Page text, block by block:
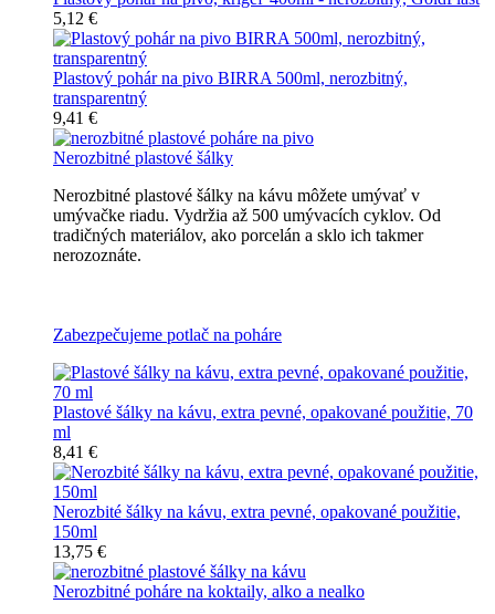
5,12 €
Plastový pohár na pivo BIRRA 500ml, nerozbitný,
transparentný
9,41 €
Nerozbitné plastové šálky
Nerozbitné plastové šálky na kávu môžete umývať v
umývačke riadu. Vydržia až 500 umývacích cyklov. Od
tradičných materiálov, ako porcelán a sklo ich takmer
nerozoznáte.
Zabezpečujeme potlač na poháre
Plastové šálky na kávu, extra pevné, opakované použitie, 70
ml
8,41 €
Nerozbité šálky na kávu, extra pevné, opakované použitie,
150ml
13,75 €
Nerozbitné poháre na koktaily, alko a nealko